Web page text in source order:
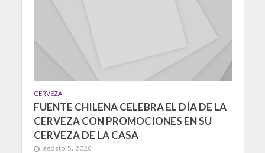
CERVEZA
FUENTE CHILENA CELEBRA EL DÍA DE LA
CERVEZA CON PROMOCIONES EN SU
CERVEZA DE LA CASA
agosto 5, 2026